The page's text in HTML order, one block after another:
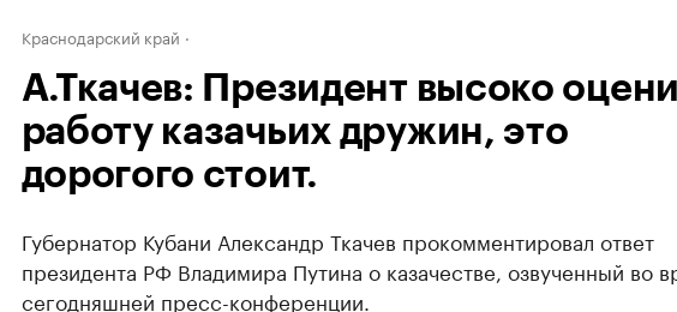
Краснодарский край
А.Ткачев: Президент высоко
работу казачьих дружин, это
дорогого стоит.
Губернатор Кубани Александр Ткачев прокомментировал ответ
президента РФ Владимира Путина о казачестве, озвученный во
сегодняшней пресс-конференции.